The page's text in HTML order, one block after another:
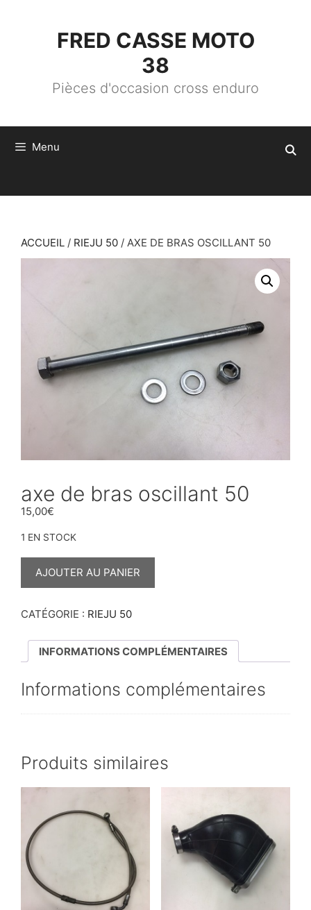
FRED CASSE MOTO
38
Pièces d'occasion cross enduro
Menu
ACCUEIL / RIEJU 50 / AXE DE BRAS OSCILLANT 50
axe de bras oscillant 50
15,00€
1 EN STOCK
QUANTITÉ
OSCILLANT
AJOUTER AU PANIER
CATÉGORIE : RIEJU 50
INFORMATIONS COMPLÉMENTAIRES
Informations complémentaires
Produits similaires